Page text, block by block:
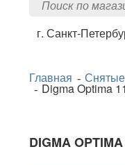
г. Санкт-
Главная
Digma Optima
DIGMA OPTIMA